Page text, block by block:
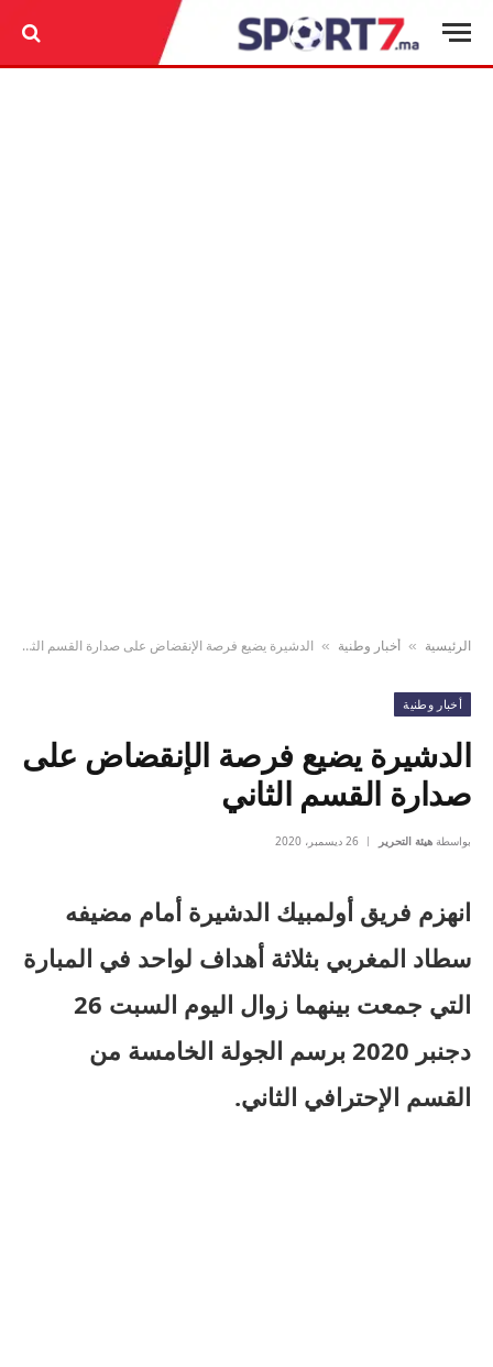
الرئيسية » أخبار وطنية » الدشيرة يضيع فرصة الإنقضاض على صدارة القسم الثاني
أخبار وطنية
الدشيرة يضيع فرصة الإنقضاض على
صدارة القسم الثاني
بواسطة هيئة التحرير 26 ديسمبر، 2020
انهزم فريق أولمبيك الدشيرة أمام مضيفه
سطاد المغربي بثلاثة أهداف لواحد في المبارة
التي جمعت بينهما زوال اليوم السبت 26
دجنبر 2020 برسم الجولة الخامسة من
القسم الإحترافي الثاني.